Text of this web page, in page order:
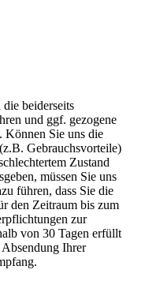
beiderseits
und ggf. gezogene
Können Sie uns die
Gebrauchsvorteile)
Zustand
müssen Sie uns
führen, dass Sie die
den Zeitraum bis zum
zur
von 30 Tagen erfüllt
Ihrer